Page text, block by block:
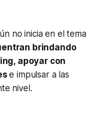
no inicia en el tema
brindando
apoyar con
e impulsar a las
nivel.